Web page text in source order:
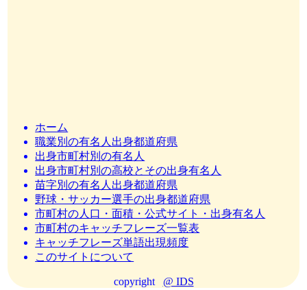
ホーム
職業別の有名人出身都道府県
出身市町村別の有名人
出身市町村別の高校とその出身有名人
苗字別の有名人出身都道府県
野球・サッカー選手の出身都道府県
市町村の人口・面積・公式サイト・出身有名人
市町村のキャッチフレーズ一覧表
キャッチフレーズ単語出現頻度
このサイトについて
copyright @ IDS